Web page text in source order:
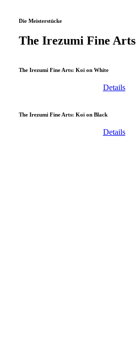
Die Meisterstücke
The Irezumi Fine Arts
The Irezumi Fine Arts: Koi on White
Details
The Irezumi Fine Arts: Koi on Black
Details